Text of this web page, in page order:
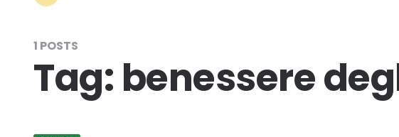
1 POSTS
Tag: benessere